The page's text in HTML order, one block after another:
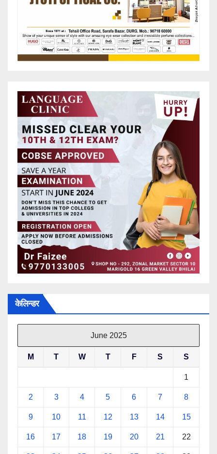
केलिन्डर
June 2025
M T W T F S S
1
2 3 4 5 6 7 8
9 10 11 12 13 14 15
16 17 18 19 20 21 22